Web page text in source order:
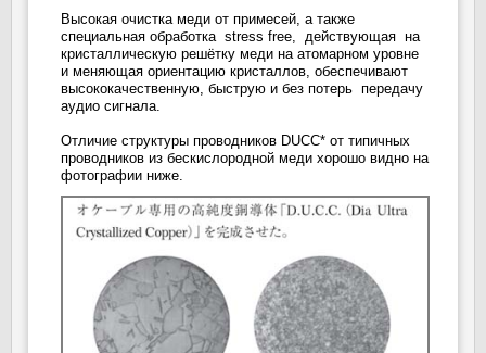
Высокая очистка меди от примесей, а также
специальная обработка stress free, действующая на
кристаллическую решётку меди на атомарном уровне
и меняющая ориентацию кристаллов, обеспечивают
высококачественную, быструю и без потерь передачу
аудио сигнала.
Отличие структуры проводников DUCC* от типичных
проводников из бескислородной меди хорошо видно на
фотографии ниже.